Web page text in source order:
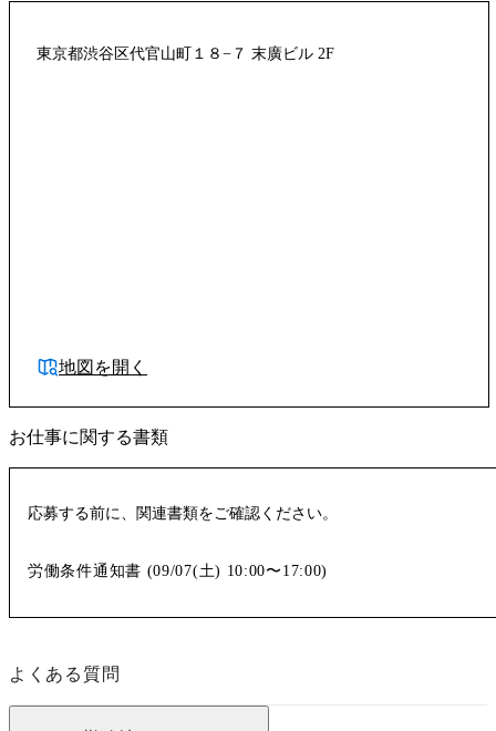
東京都渋谷区代官山町１８−７ 末廣ビル 2F
地図を開く
お仕事に関する書類
応募する前に、関連書類をご確認ください。
労働条件通知書 (09/07(土) 10:00〜17:00)
よくある質問